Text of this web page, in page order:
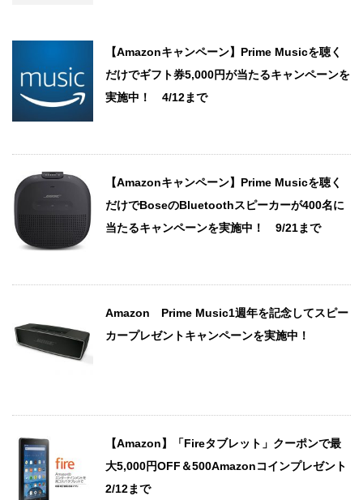
【Amazonキャンペーン】Prime Musicを聴く
だけでギフト券5,000円が当たるキャンペーンを
実施中！ 4/12まで
【Amazonキャンペーン】Prime Musicを聴く
だけでBoseのBluetoothスピーカーが400名に
当たるキャンペーンを実施中！ 9/21まで
Amazon Prime Music1週年を記念してスピー
カープレゼントキャンペーンを実施中！
【Amazon】「Fireタブレット」クーポンで最
大5,000円OFF＆500Amazonコインプレゼント
2/12まで